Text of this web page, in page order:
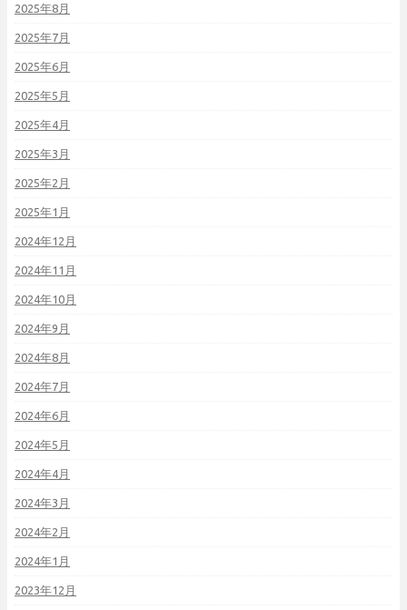
2025年8月
2025年7月
2025年6月
2025年5月
2025年4月
2025年3月
2025年2月
2025年1月
2024年12月
2024年11月
2024年10月
2024年9月
2024年8月
2024年7月
2024年6月
2024年5月
2024年4月
2024年3月
2024年2月
2024年1月
2023年12月